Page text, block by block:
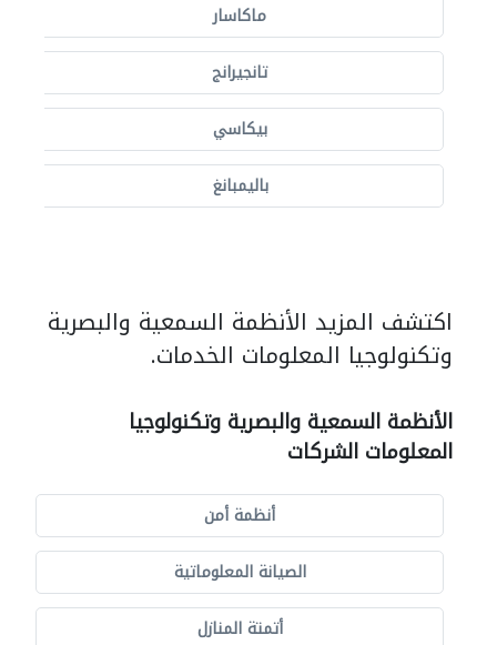
ماكاسار
تانجيرانج
بيكاسي
باليمبانغ
اكتشف المزيد الأنظمة السمعية والبصرية
وتكنولوجيا المعلومات الخدمات.
الأنظمة السمعية والبصرية وتكنولوجيا
المعلومات الشركات
أنظمة أمن
الصيانة المعلوماتية
أتمتة المنازل